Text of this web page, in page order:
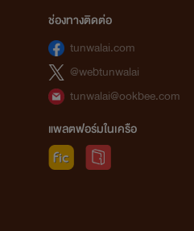
ช่องทางติดต่อ
tunwalai.com
@webtunwalai
tunwalai@ookbee.com
แพลตฟอร์มในเครือ